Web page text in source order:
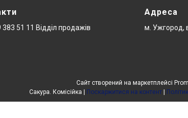
383 51 11 Відділ продажів
Адреса
м. Ужгород,
Сайт створений на маркетплейсі
Поскаржитися на контент